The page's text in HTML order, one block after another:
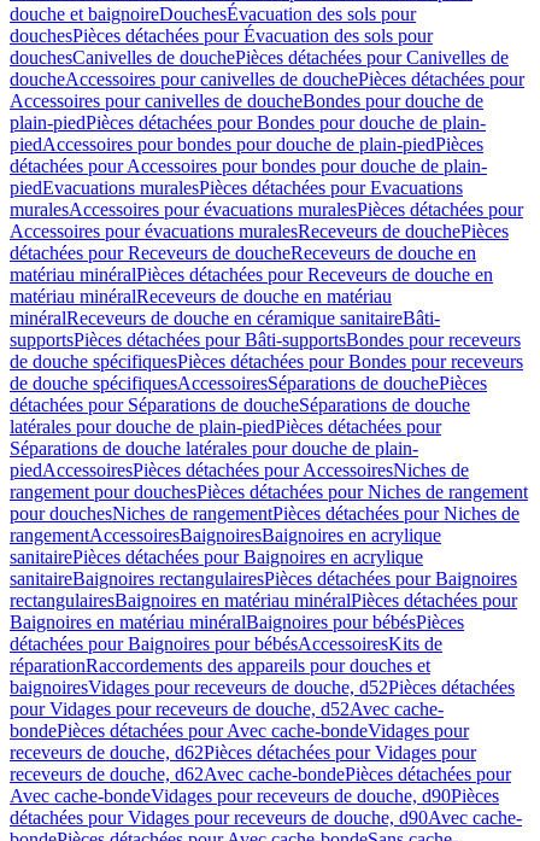
douche et baignoireDouchesÉvacuation des sols pour
douchesPièces détachées pour Évacuation des sols pour
douchesCanivelles de douchePièces détachées pour Canivelles de
doucheAccessoires pour canivelles de douchePièces détachées pour
Accessoires pour canivelles de doucheBondes pour douche de
plain-piedPièces détachées pour Bondes pour douche de plain-
piedAccessoires pour bondes pour douche de plain-piedPièces
détachées pour Accessoires pour bondes pour douche de plain-
piedEvacuations muralesPièces détachées pour Evacuations
muralesAccessoires pour évacuations muralesPièces détachées pour
Accessoires pour évacuations muralesReceveurs de douchePièces
détachées pour Receveurs de doucheReceveurs de douche en
matériau minéralPièces détachées pour Receveurs de douche en
matériau minéralReceveurs de douche en matériau
minéralReceveurs de douche en céramique sanitaireBâti-
supportsPièces détachées pour Bâti-supportsBondes pour receveurs
de douche spécifiquesPièces détachées pour Bondes pour receveurs
de douche spécifiquesAccessoiresSéparations de douchePièces
détachées pour Séparations de doucheSéparations de douche
latérales pour douche de plain-piedPièces détachées pour
Séparations de douche latérales pour douche de plain-
piedAccessoiresPièces détachées pour AccessoiresNiches de
rangement pour douchesPièces détachées pour Niches de rangement
pour douchesNiches de rangementPièces détachées pour Niches de
rangementAccessoiresBaignoiresBaignoires en acrylique
sanitairePièces détachées pour Baignoires en acrylique
sanitaireBaignoires rectangulairesPièces détachées pour Baignoires
rectangulairesBaignoires en matériau minéralPièces détachées pour
Baignoires en matériau minéralBaignoires pour bébésPièces
détachées pour Baignoires pour bébésAccessoiresKits de
réparationRaccordements des appareils pour douches et
baignoiresVidages pour receveurs de douche, d52Pièces détachées
pour Vidages pour receveurs de douche, d52Avec cache-
bondePièces détachées pour Avec cache-bondeVidages pour
receveurs de douche, d62Pièces détachées pour Vidages pour
receveurs de douche, d62Avec cache-bondePièces détachées pour
Avec cache-bondeVidages pour receveurs de douche, d90Pièces
détachées pour Vidages pour receveurs de douche, d90Avec cache-